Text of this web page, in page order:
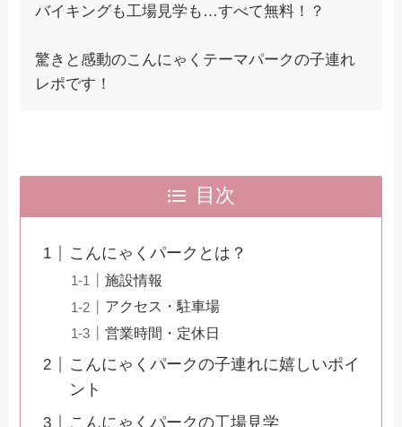
バイキングも工場見学も…すべて無料！？
驚きと感動のこんにゃくテーマパークの子連れ
レポです！
目次
こんにゃくパークとは？
施設情報
アクセス・駐車場
営業時間・定休日
こんにゃくパークの子連れに嬉しいポイ
ント
こんにゃくパークの工場見学